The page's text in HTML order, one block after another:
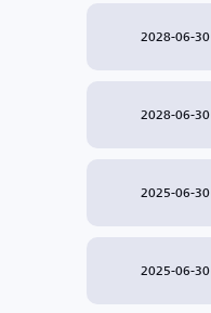
2028-06-30
2028-06-30
2025-06-30
2025-06-30